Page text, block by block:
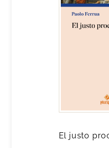
El justo